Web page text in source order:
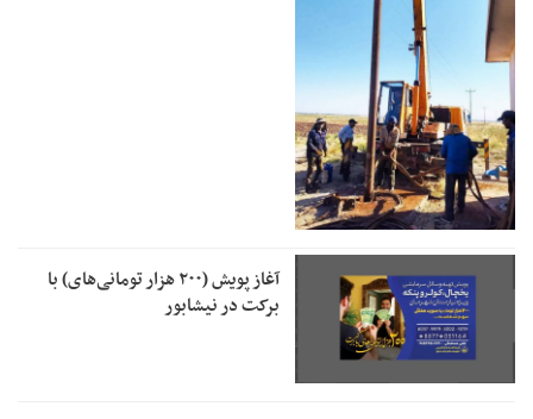
آغاز پویش (۲۰۰ هزار تومانی‌های) با
برکت در نیشابور